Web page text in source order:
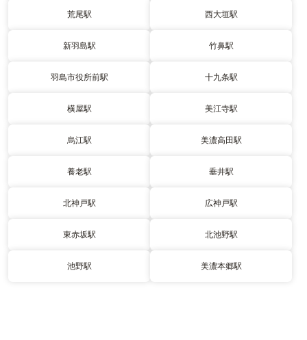
荒尾駅 西大垣駅
新羽島駅 竹鼻駅
羽島市役所前駅 十九条駅
横屋駅 美江寺駅
烏江駅 美濃高田駅
養老駅 垂井駅
北神戸駅 広神戸駅
東赤坂駅 北池野駅
池野駅 美濃本郷駅